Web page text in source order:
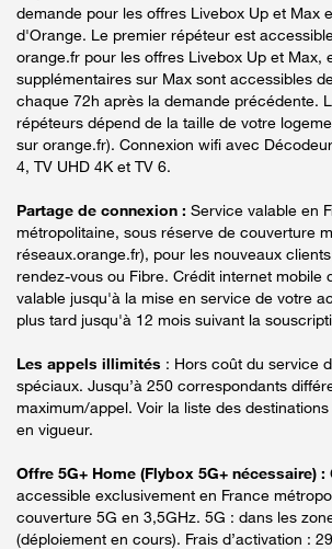
demande pour les offres Livebox Up et Max
d'Orange. Le premier répéteur est
orange.fr pour les offres Livebox Up et Max,
supplémentaires sur Max sont accessibles
chaque 72h après la demande précédente.
répéteurs dépend de la taille de votre
sur orange.fr). Connexion wifi avec
4, TV UHD 4K et TV 6.
Partage de connexion : Service valable en
métropolitaine, sous réserve de couverture
réseaux.orange.fr), pour les nouveaux
rendez-vous ou Fibre. Crédit internet mobile
valable jusqu'à la mise en service de votre
plus tard jusqu'à 12 mois suivant la
Les appels illimités : Hors coût du service
spéciaux. Jusqu’à 250 correspondants
maximum/appel. Voir la liste des
en vigueur.
Offre 5G+ Home (Flybox 5G+ nécessaire) :
accessible exclusivement en France
couverture 5G en 3,5GHz. 5G : dans les
(déploiement en cours). Frais d’activation :